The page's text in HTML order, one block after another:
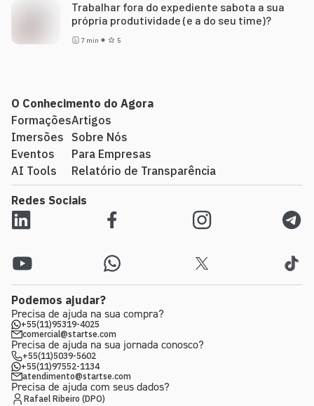
Trabalhar fora do expediente sabota a sua
própria produtividade (e a do seu time)?
7 min 5
O Conhecimento do Agora
Formações
Imersões
Eventos
AI Tools
Artigos
Sobre Nós
Para Empresas
Relatório de Transparência
Redes Sociais
Podemos ajudar?
Precisa de ajuda na sua compra?
+55(11)95319-4025
comercial@startse.com
Precisa de ajuda na sua jornada conosco?
+55(11)5039-5602
+55(11)97552-1134
atendimento@startse.com
Precisa de ajuda com seus dados?
Rafael Ribeiro (DPO)